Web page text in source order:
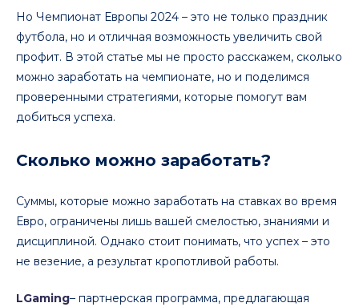
Но Чемпионат Европы 2024 – это не только праздник
футбола, но и отличная возможность увеличить свой
профит. В этой статье мы не просто расскажем, сколько
можно заработать на чемпионате, но и поделимся
проверенными стратегиями, которые помогут вам
добиться успеха.
Сколько можно заработать?
Суммы, которые можно заработать на ставках во время
Евро, ограничены лишь вашей смелостью, знаниями и
дисциплиной. Однако стоит понимать, что успех – это
не везение, а результат кропотливой работы.
LGaming– партнерская программа, предлагающая